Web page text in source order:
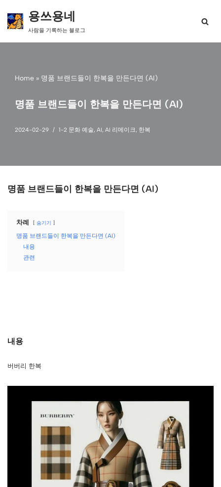
콘
용쓰용네
사람을 기록하는 블로그
Home » 명품 브랜드들이 한복을 만든다면 (AI)
명품 브랜드들이 한복을 만든다면 (AI)
2024-02-29 1-2 문화 예술, AI, AI 리메이크, 한복
명품 브랜드들이 한복을 만든다면 (AI)
차례 숨기기
명품 브랜드들이 한복을 만든다면 (AI)
내용
관련
내용
버버리 한복